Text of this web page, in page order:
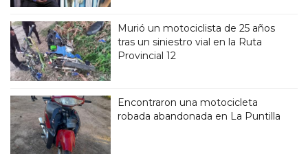
Murió un motociclista de 25 años
tras un siniestro vial en la Ruta
Provincial 12
Encontraron una motocicleta
robada abandonada en La Puntilla